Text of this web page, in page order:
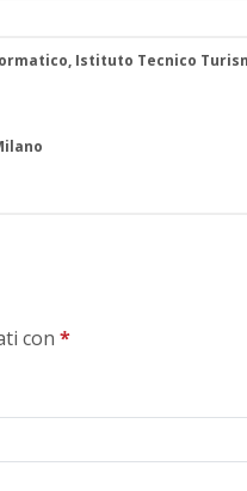
Istituto Tecnico
con *